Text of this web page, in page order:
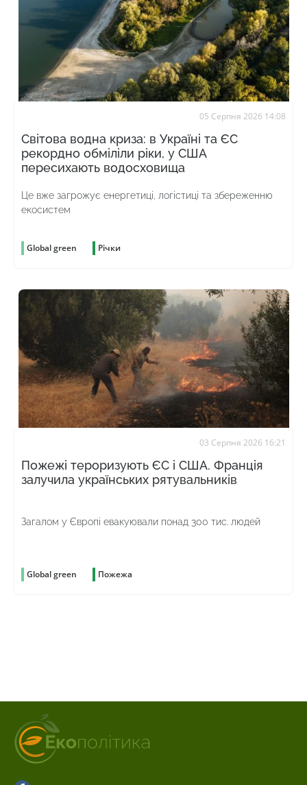
05 Серпня 2026 14:08
Світова водна криза: в Україні та ЄС
рекордно обміліли ріки, у США
пересихають водосховища
Це вже загрожує енергетиці, логістиці та збереженню
екосистем
Global green Річки
03 Серпня 2026 16:21
Пожежі тероризують ЄС і США. Франція
залучила українських рятувальників
Загалом у Європі евакуювали понад 300 тис. людей
Global green Пожежа